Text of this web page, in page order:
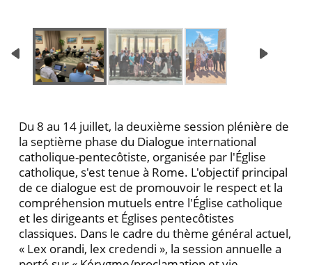
Du 8 au 14 juillet, la deuxième session plénière de
la septième phase du Dialogue international
catholique-pentecôtiste, organisée par l'Église
catholique, s'est tenue à Rome. L'objectif principal
de ce dialogue est de promouvoir le respect et la
compréhension mutuels entre l'Église catholique
et les dirigeants et Églises pentecôtistes
classiques. Dans le cadre du thème général actuel,
« Lex orandi, lex credendi », la session annuelle a